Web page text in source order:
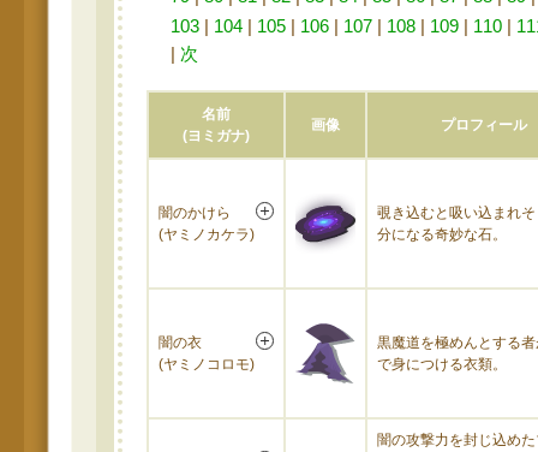
103
104 105 106 107 108 109 110
次
名前
(ヨミガナ)
画像 プロフィール
闇のかけら
(ヤミノカケラ)
覗き込むと吸い込まれ
分になる奇妙な石。
闇の衣
(ヤミノコロモ)
黒魔道を極めんとする
で身につける衣類。
闇の攻撃力を封じ込め